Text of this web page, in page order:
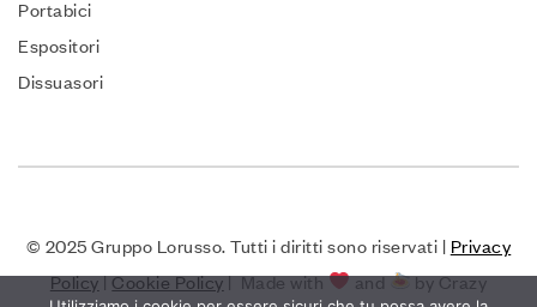
Portabici
Espositori
Dissuasori
© 2025 Gruppo Lorusso. Tutti i diritti sono riservati | Privacy
Policy|Cookie Policy| Made with and
by Crazy